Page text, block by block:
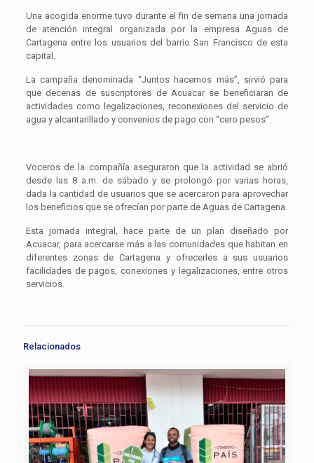
Una acogida enorme tuvo durante el fin de semana una jornada
de atención integral organizada por la empresa Aguas de
Cartagena entre los usuarios del barrio San Francisco de esta
capital.
La campaña denominada “Juntos hacemos más”, sirvió para
que decenas de suscriptores de Acuacar se beneficiaran de
actividades como legalizaciones, reconexiones del servicio de
agua y alcantarillado y convenios de pago con “cero pesos”.
Voceros de la compañía aseguraron que la actividad se abrió
desde las 8 a.m. de sábado y se prolongó por varias horas,
dada la cantidad de usuarios que se acercaron para aprovechar
los beneficios que se ofrecían por parte de Aguas de Cartagena.
Esta jornada integral, hace parte de un plan diseñado por
Acuacar, para acercarse más a las comunidades que habitan en
diferentes zonas de Cartagena y ofrecerles a sus usuarios
facilidades de pagos, conexiones y legalizaciones, entre otros
servicios.
Relacionados